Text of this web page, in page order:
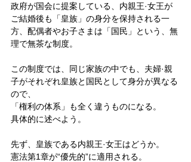
政府が国会に提案している、内親王·女王が
ご結婚後も「皇族」の身分を保持される一
方、配偶者やお子さまは「国民」という、無
理で無茶な制度。
この制度では、同じ家族の中でも、夫婦·親
子がそれぞれ皇族と国民として身分が異なる
ので、
「権利の体系」も全く違うものになる。
具体的に述べよう。
先ず、皇族である内親王·女王はどうか。
憲法第1章が“優先的”に適用される。